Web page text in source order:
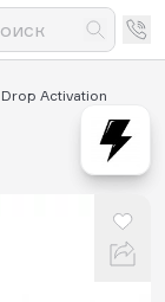
Activation